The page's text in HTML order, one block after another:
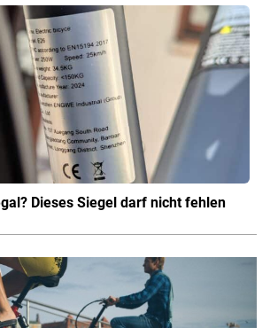
Dieses Siegel darf nicht fehlen